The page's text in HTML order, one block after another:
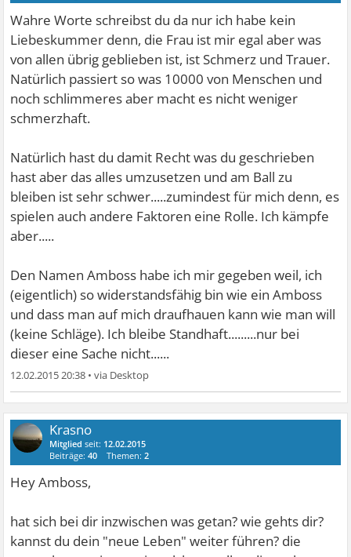
Wahre Worte schreibst du da nur ich habe kein
Liebeskummer denn, die Frau ist mir egal aber was
von allen übrig geblieben ist, ist Schmerz und Trauer.
Natürlich passiert so was 10000 von Menschen und
noch schlimmeres aber macht es nicht weniger
schmerzhaft.
Natürlich hast du damit Recht was du geschrieben
hast aber das alles umzusetzen und am Ball zu
bleiben ist sehr schwer.....zumindest für mich denn, es
spielen auch andere Faktoren eine Rolle. Ich kämpfe
aber.....
Den Namen Amboss habe ich mir gegeben weil, ich
(eigentlich) so widerstandsfähig bin wie ein Amboss
und dass man auf mich draufhauen kann wie man will
(keine Schläge). Ich bleibe Standhaft.........nur bei
dieser eine Sache nicht......
12.02.2015 20:38 •
Krasno
Mitglied seit: 12.02.2015
Beiträge:40 Themen:2
Hey Amboss,
hat sich bei dir inzwischen was getan? wie gehts dir?
kannst du dein "neue Leben" weiter führen? die